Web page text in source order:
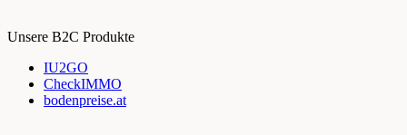
Unsere B2C Produkte
IU2GO
CheckIMMO
bodenpreise.at